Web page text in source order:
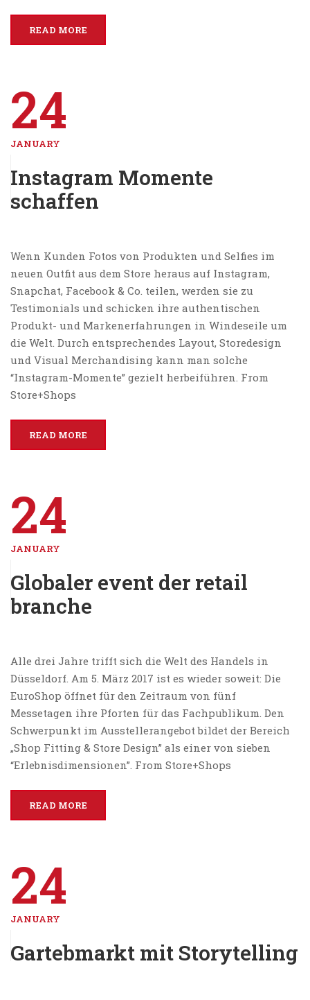
READ MORE
24
JANUARY
Instagram Momente
schaffen
Wenn Kunden Fotos von Produkten und Selfies im
neuen Outfit aus dem Store heraus auf Instagram,
Snapchat, Facebook & Co. teilen, werden sie zu
Testimonials und schicken ihre authentischen
Produkt- und Markenerfahrungen in Windeseile um
die Welt. Durch entsprechendes Layout, Storedesign
und Visual Merchandising kann man solche
“Instagram-Momente” gezielt herbeiführen. From
Store+Shops
READ MORE
24
JANUARY
Globaler event der retail
branche
Alle drei Jahre trifft sich die Welt des Handels in
Düsseldorf. Am 5. März 2017 ist es wieder soweit: Die
EuroShop öffnet für den Zeitraum von fünf
Messetagen ihre Pforten für das Fachpublikum. Den
Schwerpunkt im Ausstellerangebot bildet der Bereich
„Shop Fitting & Store Design” als einer von sieben
“Erlebnisdimensionen”. From Store+Shops
READ MORE
24
JANUARY
Gartebmarkt mit Storytelling